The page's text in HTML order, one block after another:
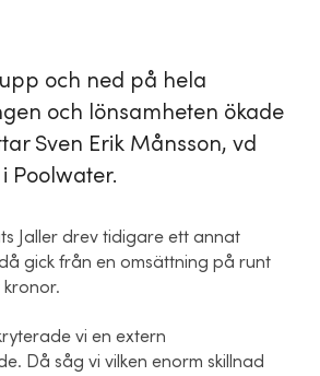
och ned på hela
och lönsamheten ökade
Sven Erik Månsson, vd
Poolwater.
Jaller drev tidigare ett annat
gick från en omsättning på runt
kronor.
vi en extern
Då såg vi vilken enorm skillnad